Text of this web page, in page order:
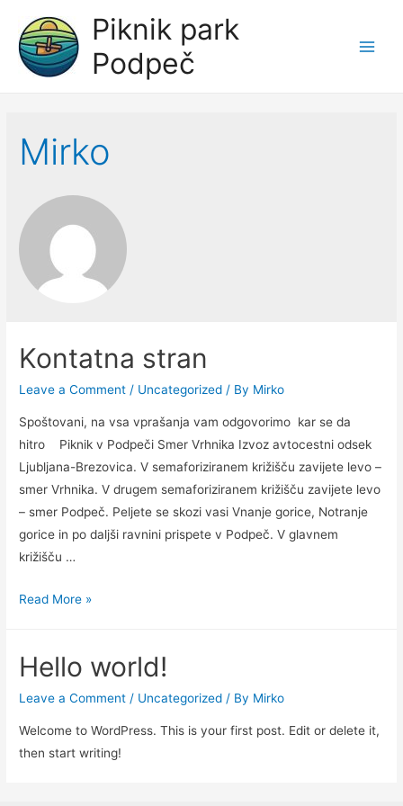
Piknik park
Podpeč
Mirko
Kontatna stran
Leave a Comment / Uncategorized / By Mirko
Spoštovani, na vsa vprašanja vam odgovorimo kar se da
hitro Piknik v Podpeči Smer Vrhnika Izvoz avtocestni odsek
Ljubljana-Brezovica. V semaforiziranem križišču zavijete levo –
smer Vrhnika. V drugem semaforiziranem križišču zavijete levo
– smer Podpeč. Peljete se skozi vasi Vnanje gorice, Notranje
gorice in po daljši ravnini prispete v Podpeč. V glavnem
križišču …
Kontatna
Read More »
Hello world!
Leave a Comment / Uncategorized / By Mirko
Welcome to WordPress. This is your first post. Edit or delete it,
then start writing!